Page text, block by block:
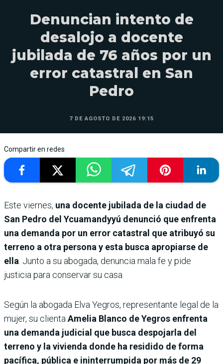
Denuncian intento de
desalojo a docente
jubilada de 76 años por un
error catastral en San
Pedro
7 DE AGOSTO DE 2026 19:15
Compartir en redes
Este viernes, una docente jubilada de la ciudad de
San Pedro del Ycuamandyyú denunció que enfrenta
una demanda por un error catastral que atribuyó su
terreno a otra persona y esta busca apropiarse de
ella . Junto a su abogada, denuncia mala fe y pide
justicia para conservar su casa.
Según la abogada Elva Yegros, representante legal de la
mujer, su clienta Amelia Blanco de Yegros enfrenta
una demanda judicial que busca despojarla del
terreno y la vivienda donde ha residido de forma
pacífica, pública e ininterrumpida por más de 29